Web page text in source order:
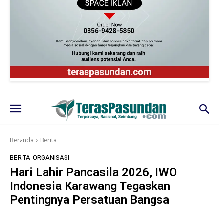
Beranda Berita
BERITA ORGANISASI
Hari Lahir Pancasila 2026, IWO
Indonesia Karawang Tegaskan
Pentingnya Persatuan Bangsa